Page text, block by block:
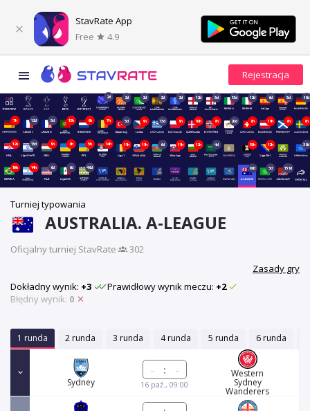
StavRate App
Free
4.9
2d 2d 2d 2d 2d 12d 5d 13d 12d 6d 5d 19d
7h 12d 5d 13h 6h 7h 5d 9h 13d 9h 10h 8h 20d 8h 11h 8h 8h
12h 13d 9h 6h 5h 14h 11h 11h 6d 11h 12h 4d 15h 12h 38d
10h 14h 6d 6d 46d 68d 3d 151d
Turniej typowania
AUSTRALIA. A-LEAGUE
Oficjalny turniej StavRate·
302
Zasady gry
Dokładny wynik: +3 Prawidłowy wynik meczu: +2
Błędny wynik: 0
1 runda 2 runda 3 runda 4 runda 5 runda 6 runda
Sydney
:
16 paź., 09:00
Western
Sydney
Wanderers